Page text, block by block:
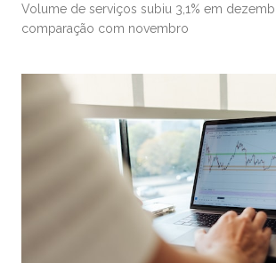
Volume de serviços subiu 3,1% em
comparação com novembro